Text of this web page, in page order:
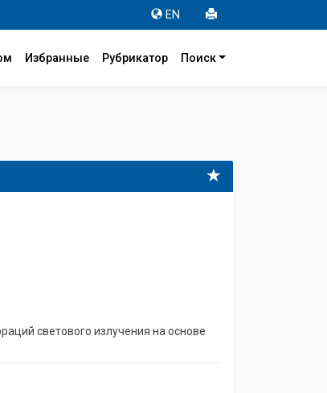
EN
Избранные Рубрикатор Поиск
светового излучения на основе